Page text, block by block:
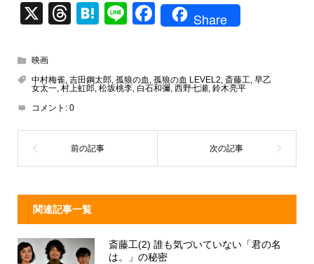
X
T
a
d
s
H
n
Li
F
e
o
k
Share
映画
中村梅雀, 吉田鋼太郎, 孤狼の血 , 孤狼の血 LEVEL2, 斎藤工, 早乙
女太一, 村上虹郎, 松坂桃李, 白石和彌, 西野七瀬, 鈴木亮平
コメント: 0
関連記事一覧
斎藤工(2) 誰も気づいていない「君の名
は。」の秘密